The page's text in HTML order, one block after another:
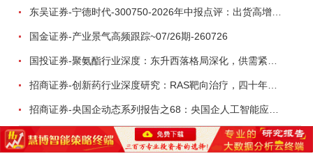
东吴证券-宁德时代-300750-2026年中报点评：出货高增业绩稳健，回购彰显龙头信心-260726
国金证券-产业景气高频跟踪~07/26期-260726
招商证券-创新药行业深度研究：RAS靶向治疗，四十年不可成药的终结，与终结之后的治疗格局演化-260805